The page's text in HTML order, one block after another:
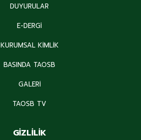
DUYURULAR
E-DERGİ
KURUMSAL KİMLİK
BASINDA TAOSB
GALERİ
TAOSB TV
GİZLİLİK